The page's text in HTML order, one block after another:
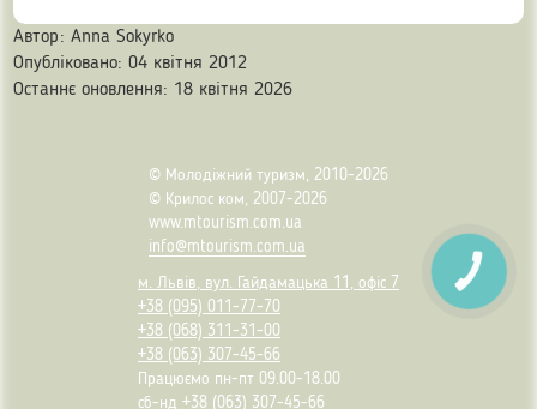
Автор:Anna Sokyrko
Опубліковано: 04 квітня 2012
Останнє оновлення: 18 квітня 2026
© Молодіжний туризм, 2010-2026
© Крилос ком, 2007-2026
www.mtourism.com.ua
info@mtourism.com.ua
м. Львів, вул. Гайдамацька 11, офіс 7
+38 (095) 011-77-70
+38 (068) 311-31-00
+38 (063) 307-45-66
Працюємо пн-пт 09.00-18.00
сб-нд +38 (063) 307-45-66